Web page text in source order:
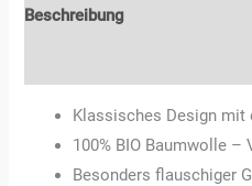
Beschreibung
Klassisches Design mit
100% BIO Baumwolle –
Besonders flauschiger